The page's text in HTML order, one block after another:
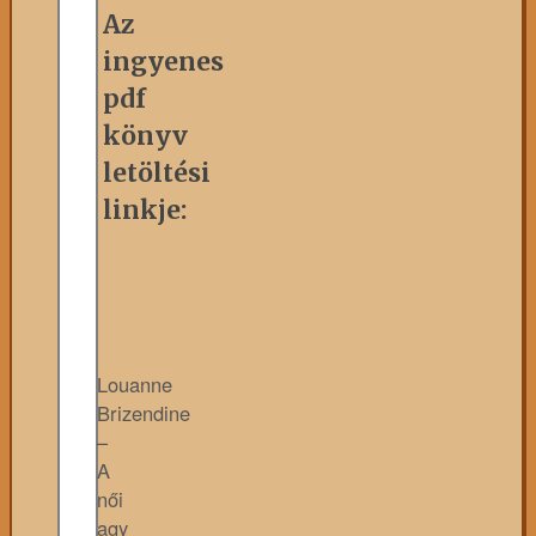
Az
ingyenes
pdf
könyv
letöltési
linkje:
Louanne
Brizendine
–
A
női
agy